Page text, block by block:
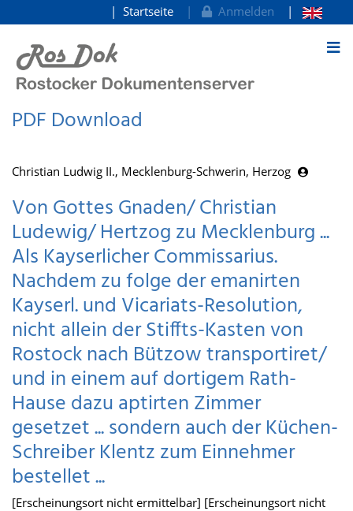
zum Inhalt
Startseite Anmelden
PDF Download
Christian Ludwig II., Mecklenburg-Schwerin, Herzog
Von Gottes Gnaden/ Christian
Ludewig/ Hertzog zu Mecklenburg ...
Als Kayserlicher Commissarius.
Nachdem zu folge der emanirten
Kayserl. und Vicariats-Resolution,
nicht allein der Stiffts-Kasten von
Rostock nach Bützow transportiret/
und in einem auf dortigem Rath-
Hause dazu aptirten Zimmer
gesetzet ... sondern auch der Küchen-
Schreiber Klentz zum Einnehmer
bestellet ...
[Erscheinungsort nicht ermittelbar] [Erscheinungsort nicht